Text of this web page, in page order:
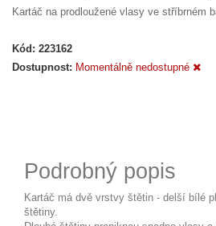
Kartáč na prodloužené vlasy ve stříbrném
Kód: 223162
Dostupnost: Momentálně nedostupné
Podrobný popis
Kartáč má dvě vrstvy štětin - delší bílé
štětiny.